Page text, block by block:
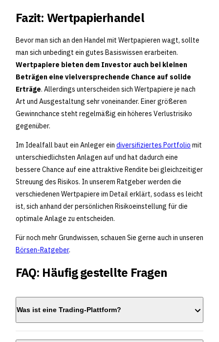
Fazit: Wertpapierhandel
Bevor man sich an den Handel mit Wertpapieren wagt, sollte
man sich unbedingt ein gutes Basiswissen erarbeiten.
Wertpapiere bieten dem Investor auch bei kleinen
Beträgen eine vielversprechende Chance auf solide
Erträge. Allerdings unterscheiden sich Wertpapiere je nach
Art und Ausgestaltung sehr voneinander. Einer größeren
Gewinnchance steht regelmäßig ein höheres Verlustrisiko
gegenüber.
Im Idealfall baut ein Anleger ein diversifiziertes Portfolio mit
unterschiedlichsten Anlagen auf und hat dadurch eine
bessere Chance auf eine attraktive Rendite bei gleichzeitiger
Streuung des Risikos. In unserem Ratgeber werden die
verschiedenen Wertpapiere im Detail erklärt, sodass es leicht
ist, sich anhand der persönlichen Risikoeinstellung für die
optimale Anlage zu entscheiden.
Für noch mehr Grundwissen, schauen Sie gerne auch in unseren
Börsen-Ratgeber.
FAQ: Häufig gestellte Fragen
Was ist eine Trading-Plattform?